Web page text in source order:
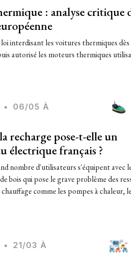
: analyse critique
interdisant les voitures thermiques
autorisé les moteurs thermiques
•
06/05 À
recharge pose-t-elle un
électrique français ?
nombre d'utilisateurs s'équipent avec
bois qui pose le grave problème des
comme les pompes à chaleur,
•
21/03 À